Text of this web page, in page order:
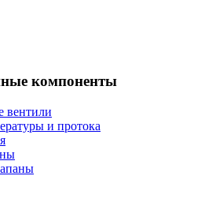
компоненты
вентили
и протока